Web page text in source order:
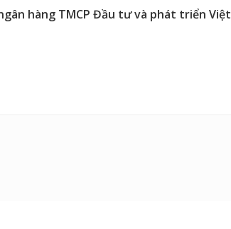
hàng TMCP Đầu tư và phát triển